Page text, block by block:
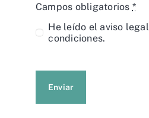
Campos obligatorios *
He leído elaviso legal
condiciones.
Enviar